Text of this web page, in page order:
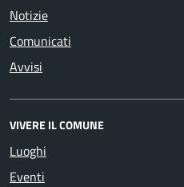
Notizie
Comunicati
Avvisi
VIVERE IL COMUNE
Luoghi
Eventi